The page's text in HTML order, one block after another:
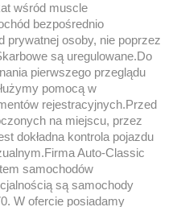
wśród muscle
bezpośrednio
prywatnej osoby, nie poprzez
są uregulowane.Do
pierwszego przeglądu
pomocą w
rejestracyjnych.Przed
na miejscu, przez
dokładna kontrola pojazdu
Auto-Classic
samochodów
są samochody
W ofercie posiadamy